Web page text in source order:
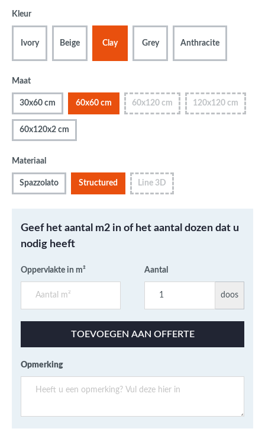
Kleur
Ivory Beige Clay Grey Anthracite
Maat
30x60 cm 60x60 cm 60x120 cm 120x120 cm
60x120x2 cm
Materiaal
Spazzolato Structured Line 3D
Geef het aantal m2 in of het aantal dozen dat u
nodig heeft
Oppervlakte in m² Aantal
doos
TOEVOEGEN AAN OFFERTE
Opmerking